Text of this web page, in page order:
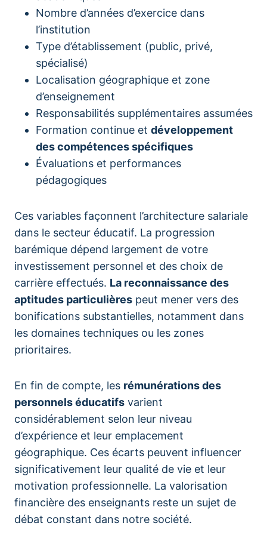
Nombre d’années d’exercice dans
l’institution
Type d’établissement (public, privé,
spécialisé)
Localisation géographique et zone
d’enseignement
Responsabilités supplémentaires assumées
Formation continue et développement
des compétences spécifiques
Évaluations et performances
pédagogiques
Ces variables façonnent l’architecture salariale
dans le secteur éducatif. La progression
barémique dépend largement de votre
investissement personnel et des choix de
carrière effectués. La reconnaissance des
aptitudes particulières peut mener vers des
bonifications substantielles, notamment dans
les domaines techniques ou les zones
prioritaires.
En fin de compte, les rémunérations des
personnels éducatifs varient
considérablement selon leur niveau
d’expérience et leur emplacement
géographique. Ces écarts peuvent influencer
significativement leur qualité de vie et leur
motivation professionnelle. La valorisation
financière des enseignants reste un sujet de
débat constant dans notre société.